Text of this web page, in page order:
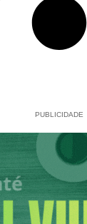
PUBLICIDADE